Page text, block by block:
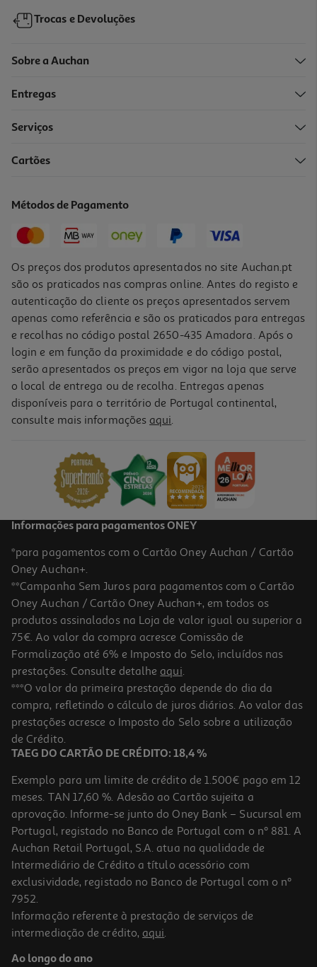
-31%
Price reduced from
2,99 €to
Promoção
-31%
4.8
Bebida Pedras Com Gás Frutos Vermelhos 4x0.25l
Price reduced from
-31%
4.8
Bebida Pedras Com Gás Maracujá 4x0.25l
2.06 €/Lt
Price reduced from
2,99 €to
2,06 €
Promoção
-26%
Águas Com Gás Com Sabor Frize B Clem Cardamomo 4x0.25l
C/copo
2.58 €/Lt
Trocas e Devoluções
Sobre a Auchan
Entregas
Serviços
Cartões
Métodos de Pagamento
Os preços dos produtos apresentados no site Auchan.pt
são os praticados nas compras online. Antes do registo e
autenticação do cliente os preços apresentados servem
apenas como referência e são os praticados para entregas
e recolhas no código postal 2650-435 Amadora. Após o
login e em função da proximidade e do código postal,
serão apresentados os preços em vigor na loja que serve
o local de entrega ou de recolha. Entregas apenas
disponíveis para o território de Portugal continental,
consulte mais informações aqui.
Informações para pagamentos ONEY
*para pagamentos com o Cartão Oney Auchan / Cartão
Oney Auchan+.
**Campanha Sem Juros para pagamentos com o Cartão
Oney Auchan / Cartão Oney Auchan+, em todos os
produtos assinalados na Loja de valor igual ou superior a
75€. Ao valor da compra acresce Comissão de
Formalização até 6% e Imposto do Selo, incluídos nas
prestações. Consulte detalhe aqui.
***O valor da primeira prestação depende do dia da
compra, refletindo o cálculo de juros diários. Ao valor das
prestações acresce o Imposto do Selo sobre a utilização
de Crédito.
TAEG DO CARTÃO DE CRÉDITO: 18,4 %
Exemplo para um limite de crédito de 1.500€ pago em 12
meses. TAN 17,60 %. Adesão ao Cartão sujeita a
aprovação. Informe-se junto do Oney Bank – Sucursal em
Portugal, registado no Banco de Portugal com o nº 881. A
Auchan Retail Portugal, S.A. atua na qualidade de
Intermediário de Crédito a título acessório com
exclusividade, registado no Banco de Portugal com o nº
7952.
Informação referente à prestação de serviços de
intermediação de crédito, aqui.
Ao longo do ano